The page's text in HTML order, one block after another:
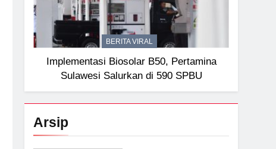
BERITA VIRAL
Implementasi Biosolar B50, Pertamina
Sulawesi Salurkan di 590 SPBU
Arsip